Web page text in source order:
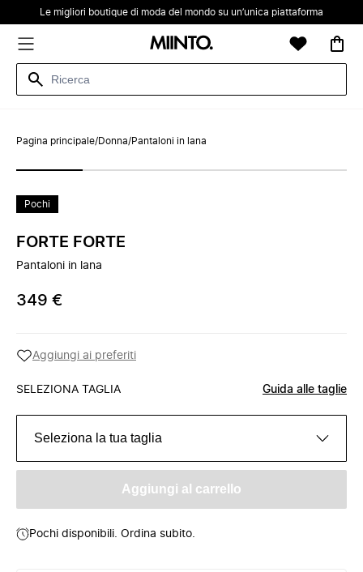
Le migliori boutique di moda del mondo su un’unica piattaforma
Pagina principale/Donna/Pantaloni in lana
Pochi
FORTE FORTE
Pantaloni in lana
349 €
Aggiungi ai preferiti
SELEZIONA TAGLIA Guida alle taglie
Seleziona la tua taglia
Aggiungi al carrello
Pochi disponibili. Ordina subito.